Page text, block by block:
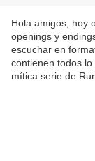
Hola amigos, hoy
openings y
escuchar en
contienen todos
mítica serie de